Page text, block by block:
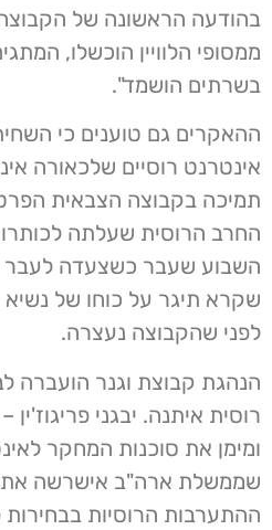
בהודעה הראשונה של
ממסופי הלוויין הוכשלו,
בשרתים הושמד".
ההאקרים גם טוענים כי
אינטרנט רוסיים שלכאורה
תמיכה בקבוצה הצבאית
החרב הרוסית שעלתה
השבוע שעבר כשצעדה לעבר
שקרא תיגר על כוחו של נשיא
לפני שהקבוצה נעצרה.
הנהגת קבוצת וגנר הועברה
רוסית איתנה. יבגני
ומימן את סוכנות המחקר
שממשלת ארה"ב אישרשה את
ההתערבות הרוסיות